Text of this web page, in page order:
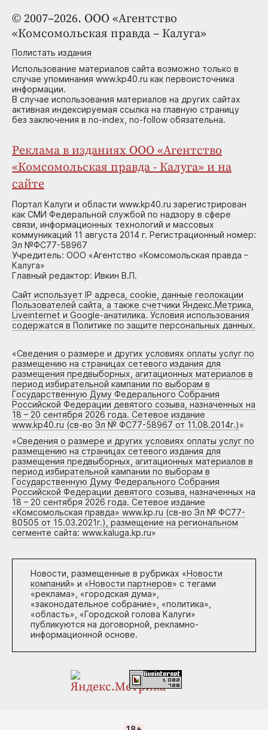
© 2007–2026. ООО «Агентство
«Комсомольская правда – Калуга»
Полистать издания
Использование материалов сайта возможно только в
случае упоминания www.kp40.ru как первоисточника
информации.
В случае использования материалов на других сайтах
активная индексируемая ссылка на главную страницу
без заключения в no-index, no-follow обязательна.
Реклама в изданиях ООО «Агентство
«Комсомольская правда - Калуга» и на
сайте
Портал Калуги и области www.kp40.ru зарегистрирован
как СМИ Федеральной службой по надзору в сфере
связи, информационных технологий и массовых
коммуникаций 11 августа 2014 г. Регистрационный номер:
Эл №ФС77-58967
Учредитель: ООО «Агентство «Комсомольская правда –
Калуга»
Главный редактор: Ивкин В.П.
Сайт использует IP адреса, cookie, данные геолокации
Пользователей сайта, а также счетчики Яндекс.Метрика,
Liveinternet и Google-анатилика. Условия использования
содержатся в Политике по защите персональных данных.
«Сведения о размере и других условиях оплаты услуг по
размещению на страницах сетевого издания для
размещения предвыборных, агитационных материалов в
период избирательной кампании по выборам в
Государственную Думу Федерального Собрания
Российской Федерации девятого созыва, назначенных на
18 – 20 сентября 2026 года. Сетевое издание
www.kp40.ru (св-во Эл № ФС77-58967 от 11.08.2014г.)»
«Сведения о размере и других условиях оплаты услуг по
размещению на страницах сетевого издания для
размещения предвыборных, агитационных материалов в
период избирательной кампании по выборам в
Государственную Думу Федерального Собрания
Российской Федерации девятого созыва, назначенных на
18 – 20 сентября 2026 года. Сетевое издание
«Комсомольская правда» www.kp.ru (св-во Эл № ФС77-
80505 от 15.03.2021г.), размещение на региональном
сегменте сайта: www.kaluga.kp.ru»
Новости, размещенные в рубриках «Новости
компаний» и «Новости партнеров» с тегами
«реклама», «городская дума»,
«законодательное собрание», «политика»,
«область», «Городской голова Калуги»
публикуются на договорной, рекламно-
информационной основе.